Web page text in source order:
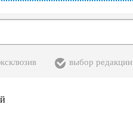
выбор редакции